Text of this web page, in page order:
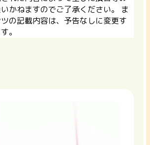
かねますのでご了承ください。 ま
の記載内容は、予告なしに変更す
。